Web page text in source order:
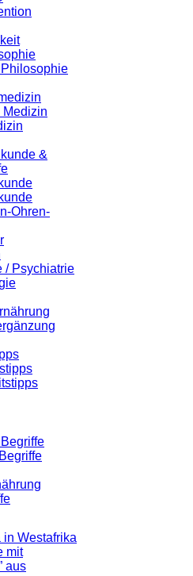
Medizin
&
Ohren-
/ Psychiatrie